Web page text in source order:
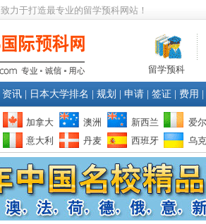
致力于打造最专业的留学预科网站！
留学预科
资讯 日本大学排名 规划 申请 签证 费用
加拿大 澳洲 新西兰
爱
意大利 丹麦 西班牙 乌